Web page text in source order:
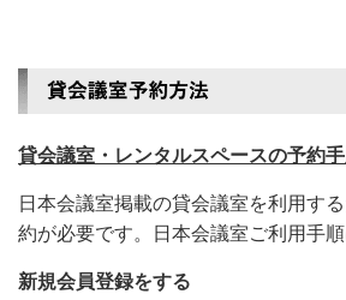
貸会議室・レンタルスペースの予約
日本会議室掲載の貸会議室を利用す
約が必要です。日本会議室ご利用手順
新規会員登録をする